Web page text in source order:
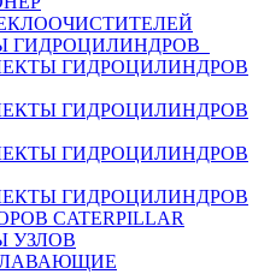
ГИДРОЦИЛИНДРОВ
ГИДРОЦИЛИНДРОВ
ГИДРОЦИЛИНДРОВ
ГИДРОЦИЛИНДРОВ
ГИДРОЦИЛИНДРОВ
CATERPILLAR
УЗЛОВ